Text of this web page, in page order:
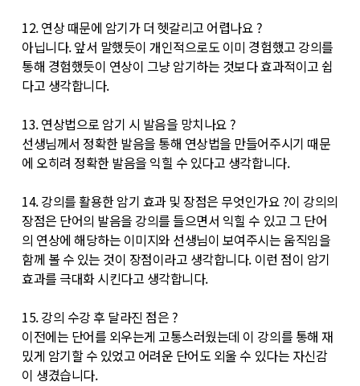
12. 연상 때문에 암기가 더 헷갈리고 어렵나요 ?
아닙니다. 앞서 말했듯이 개인적으로도 이미 경험했고 강의를
통해 경험했듯이 연상이 그냥 암기하는 것보다 효과적이고 쉽
다고 생각합니다.
13. 연상법으로 암기 시 발음을 망치나요 ?
선생님께서 정확한 발음을 통해 연상법을 만들어주시기 때문
에 오히려 정확한 발음을 익힐 수 있다고 생각합니다.
14. 강의를 활용한 암기 효과 및 장점은 무엇인가요 ?이 강의의
장점은 단어의 발음을 강의를 들으면서 익힐 수 있고 그 단어
의 연상에 해당하는 이미지와 선생님이 보여주시는 움직임을
함께 볼 수 있는 것이 장점이라고 생각합니다. 이런 점이 암기
효과를 극대화 시킨다고 생각합니다.
15. 강의 수강 후 달라진 점은 ?
이전에는 단어를 외우는게 고통스러웠는데 이 강의를 통해 재
밌게 암기할 수 있었고 어려운 단어도 외울 수 있다는 자신감
이 생겼습니다.